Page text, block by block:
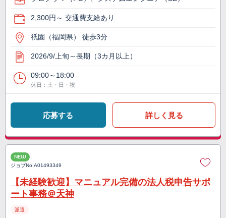
2,300円～ 交通費支給あり
祇園（福岡県） 徒歩3分
2026/9/上旬～長期（3カ月以上）
09:00～18:00
休日：土・日・祝
応募する 詳しく見る
NEW
ジョブNo.A01493349
【未経験歓迎】マニュアル完備の法人税申告サポ
ート事務＠天神
派遣